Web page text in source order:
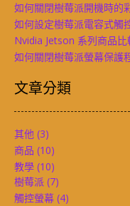
如何關閉樹莓派開機時的
如何設定樹莓派電容式觸
Nvidia Jetson 系列商品比
如何關閉樹莓派螢幕保護
文章分類
其他 (3)
商品 (10)
教學 (10)
樹莓派 (7)
觸控螢幕 (4)